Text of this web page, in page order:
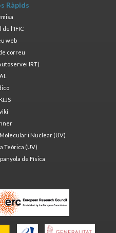
Ràpids
de l'IFIC
web
correu
IRT)
i Nuclear (UV)
Teòrica (UV)
de Física